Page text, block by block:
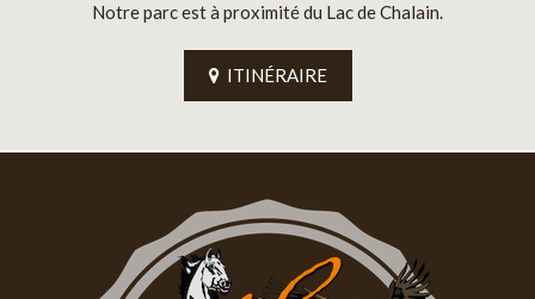
Notre parc est à proximité du Lac de Chalain.
ITINÉRAIRE